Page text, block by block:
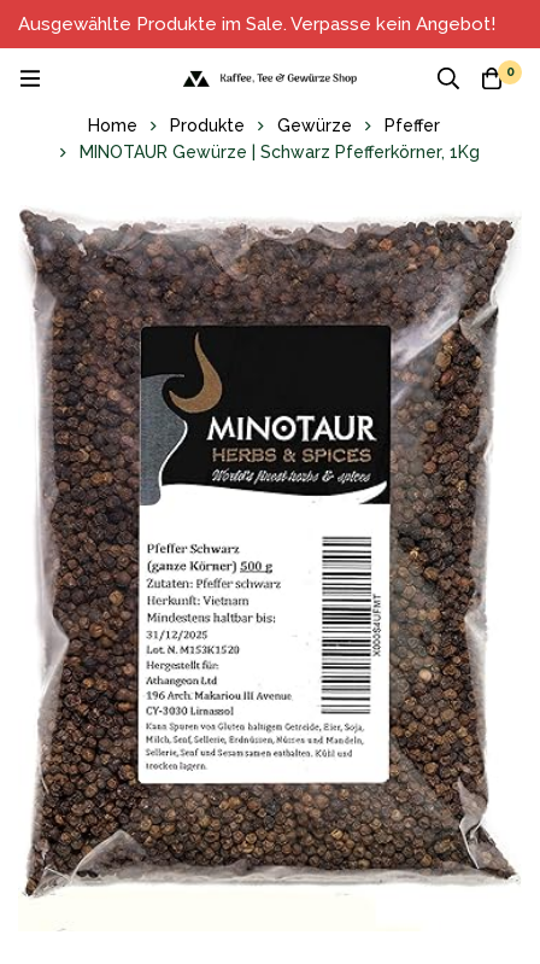
Ausgewählte Produkte im Sale. Verpasse kein Angebot!
0
Home Produkte Gewürze
Pfeffer
MINOTAUR Gewürze | Schwarz Pfefferkörner, 1Kg